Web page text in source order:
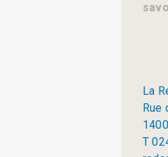
La
Rue
T